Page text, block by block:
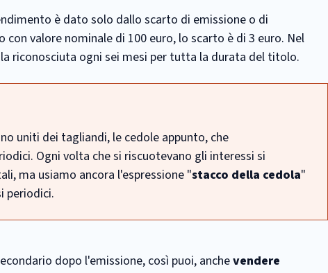
è dato solo dallo scarto di emissione o di
con valore nominale di 100 euro, lo scarto è di 3 euro. Nel
riconosciuta ogni sei mesi per tutta la durata del titolo.
uniti dei tagliandi, le cedole appunto, che
Ogni volta che si riscuotevano gli interessi si
ma usiamo ancora l'espressione "stacco della cedola"
periodici.
dopo l'emissione, così puoi, anchevendere